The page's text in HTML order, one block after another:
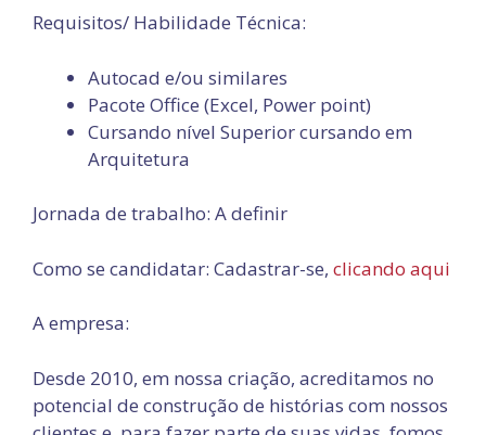
Requisitos/ Habilidade Técnica:
Autocad e/ou similares
Pacote Office (Excel, Power point)
Cursando nível Superior cursando em
Arquitetura
Jornada de trabalho: A definir
Como se candidatar: Cadastrar-se, clicando aqui
A empresa:
Desde 2010, em nossa criação, acreditamos no
potencial de construção de histórias com nossos